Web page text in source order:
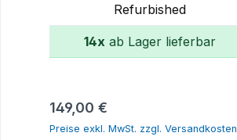
Refurbished
14x ab Lager lieferbar
Regulärer Preis:
149,00 €
Preise exkl. MwSt. zzgl. Versandkosten
In den Warenkorb